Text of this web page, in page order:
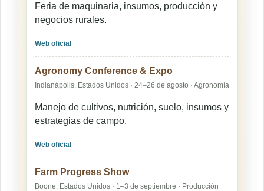
Feria de maquinaria, insumos, producción y
negocios rurales.
Web oficial
Agronomy Conference & Expo
Indianápolis, Estados Unidos · 24–26 de agosto · Agronomía
Manejo de cultivos, nutrición, suelo, insumos y
estrategias de campo.
Web oficial
Farm Progress Show
Boone, Estados Unidos · 1–3 de septiembre · Producción